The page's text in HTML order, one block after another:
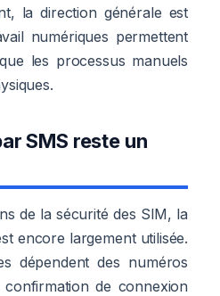
la direction générale est
numériques permettent
les processus manuels
SMS reste un
de la sécurité des SIM, la
encore largement utilisée.
dépendent des numéros
de connexion